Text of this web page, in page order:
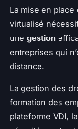
La mise en place
virtualisé
une gestion
entreprises qui
distance.
La gestion des
formation des
plateforme VDI,